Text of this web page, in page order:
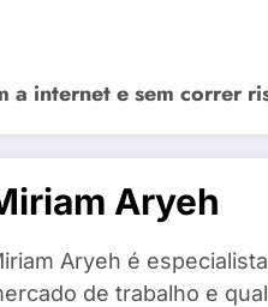
a internet e sem correr
Aryeh
Aryeh é
de trabalho e